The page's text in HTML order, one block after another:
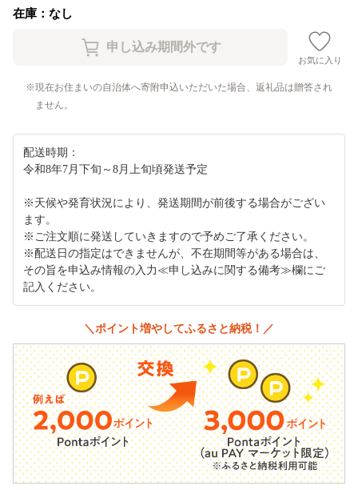
在庫：なし
お気に入り
現在お住まいの自治体へ寄附申込いただいた場合、返礼品は贈答され
ません。
配送時期：
令和8年7月下旬～8月上旬頃発送予定
※天候や発育状況により、発送期間が前後する場合がござい
ます。
※ご注文順に発送していきますので予めご了承ください。
※配送日の指定はできませんが、不在期間等がある場合は、
その旨を申込み情報の入力≪申し込みに関する備考≫欄にご
記入ください。
＼ポイント増やしてふるさと納税！／